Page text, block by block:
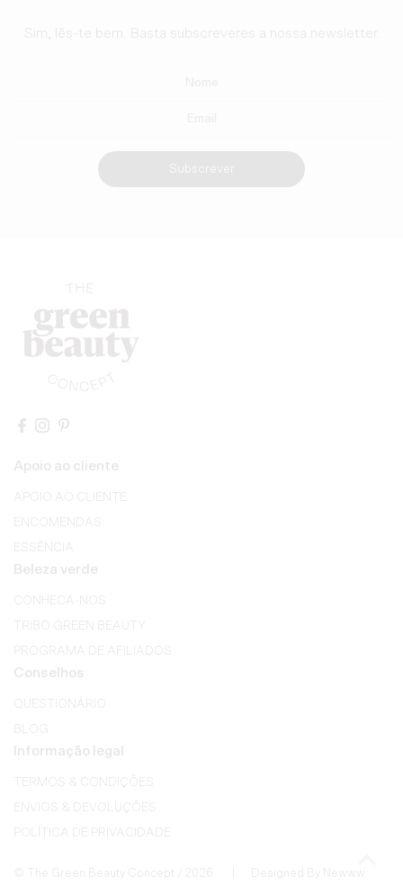
Sim, lês-te bem. Basta subscreveres a nossa newsletter.
Subscrever
Apoio ao cliente
ENCOMENDAS
ESSÊNCIA
Beleza verde
CONHECA-NOS
TRIBO GREEN BEAUTY
PROGRAMA DE AFILIADOS
Conselhos
QUESTIONÁRIO
BLOG
Informação legal
TERMOS & CONDIÇÕES
ENVIOS & DEVOLUÇÕES
POLÍTICA DE PRIVACIDADE
© The Green Beauty Concept / 2026 | Designed By Newww